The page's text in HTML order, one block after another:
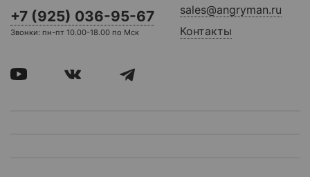
+7 (925) 036-95-67
Звонки: пн-пт 10.00-18.00 по Мск
sales@angryman.ru
Контакты